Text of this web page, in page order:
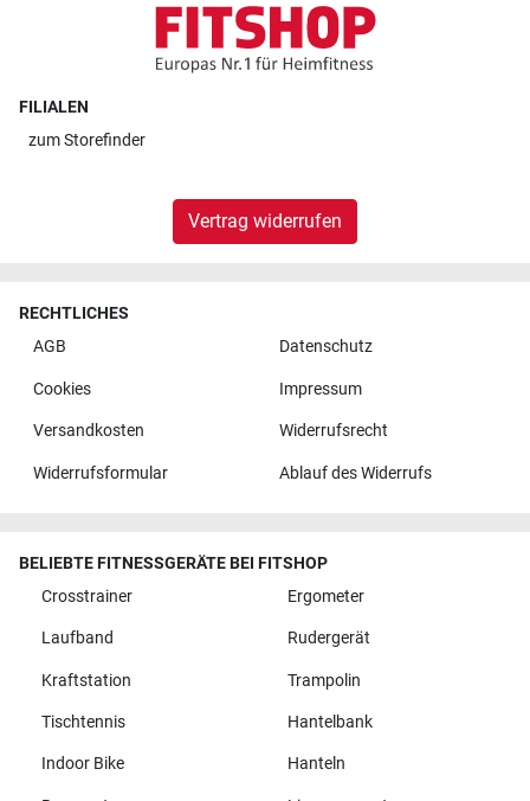
FILIALEN
zumStorefinder
Vertrag widerrufen
RECHTLICHES
AGB
Datenschutz
Cookies Impressum
Versandkosten Widerrufsrecht
Widerrufsformular Ablauf des Widerrufs
BELIEBTE FITNESSGERÄTE BEI FITSHOP
Crosstrainer
Ergometer
Laufband Rudergerät
Kraftstation Trampolin
Tischtennis Hantelbank
Indoor Bike Hanteln